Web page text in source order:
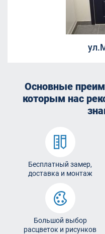
Основные
которым нас
Бесплатный замер,
доставка и монтаж
Большой выбор
расцветок и рисунков